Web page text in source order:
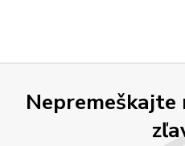
Nepremeškajte